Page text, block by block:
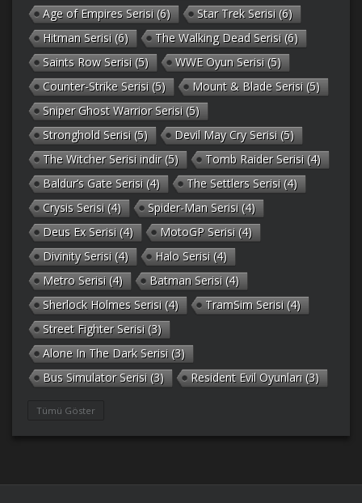
Age of Empires Serisi (6) Star Trek Serisi (6)
Hitman Serisi (6) The Walking Dead Serisi (6)
Saints Row Serisi (5) WWE Oyun Serisi (5)
Counter-Strike Serisi (5) Mount & Blade Serisi (5)
Sniper Ghost Warrior Serisi (5)
Stronghold Serisi (5) Devil May Cry Serisi (5)
The Witcher Serisi indir(5) Tomb Raider Serisi (4)
Baldur’s Gate Serisi (4) The Settlers Serisi (4)
Crysis Serisi (4) Spider-Man Serisi (4)
Deus Ex Serisi (4) MotoGP Serisi (4)
Divinity Serisi (4) Halo Serisi (4)
Metro Serisi (4) Batman Serisi (4)
Sherlock Holmes Serisi (4) TramSim Serisi (4)
Street Fighter Serisi (3)
Alone In The Dark Serisi (3)
Bus Simulator Serisi (3) Resident Evil Oyunları (3)
Tümü Göster